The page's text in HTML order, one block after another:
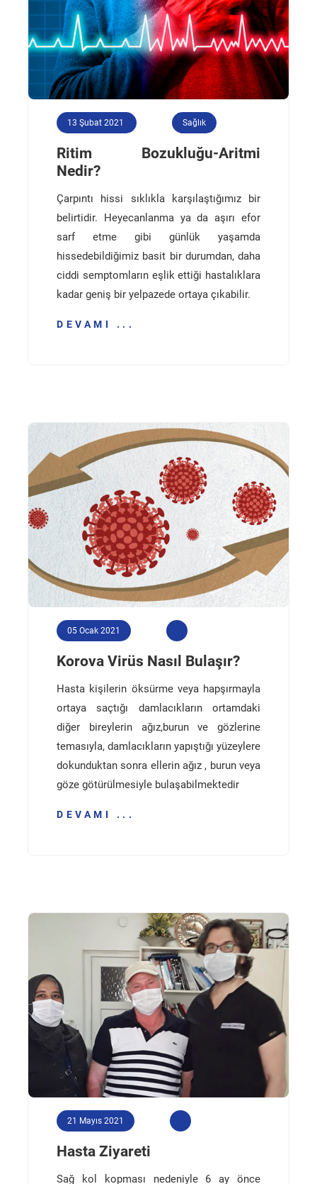
13 Şubat 2021 Sağlık
Ritim Bozukluğu-Aritmi
Nedir?
Çarpıntı hissi sıklıkla karşılaştığımız bir
belirtidir. Heyecanlanma ya da aşırı efor
sarf etme gibi günlük yaşamda
hissedebildiğimiz basit bir durumdan, daha
ciddi semptomların eşlik ettiği hastalıklara
kadar geniş bir yelpazede ortaya çıkabilir.
DEVAMI ...
05 Ocak 2021
Korova Virüs Nasıl Bulaşır?
Hasta kişilerin öksürme veya hapşırmayla
ortaya saçtığı damlacıkların ortamdaki
diğer bireylerin ağız,burun ve gözlerine
temasıyla, damlacıkların yapıştığı yüzeylere
dokunduktan sonra ellerin ağız , burun veya
göze götürülmesiyle bulaşabilmektedir
DEVAMI ...
21 Mayıs 2021
Hasta Ziyareti
Sağ kol kopması nedeniyle 6 ay önce